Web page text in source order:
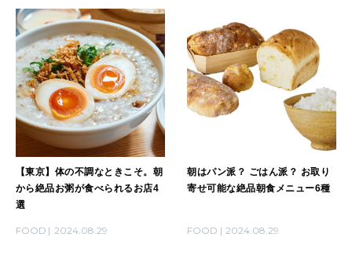
【東京】体の不調なときこそ。朝
から絶品お粥が食べられるお店4
選
FOOD 2024.08.29
朝はパン派？ ごはん派？ お取り
寄せ可能な絶品朝食メニュー6種
FOOD 2024.08.29